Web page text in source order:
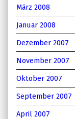
März 2008
Januar 2008
Dezember 2007
November 2007
Oktober 2007
September 2007
April 2007